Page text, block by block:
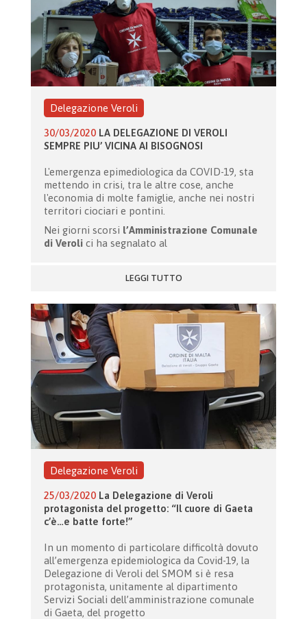
Delegazione Veroli
30/03/2020 LA DELEGAZIONE DI VEROLI
SEMPRE PIU’ VICINA AI BISOGNOSI
L'emergenza epimediologica da COVID-19, sta
mettendo in crisi, tra le altre cose, anche
l'economia di molte famiglie, anche nei nostri
territori ciociari e pontini.
Nei giorni scorsi l’Amministrazione Comunale
di Verolici ha segnalato al
LEGGI TUTTO
Delegazione Veroli
25/03/2020 La Delegazione di Veroli
protagonista del progetto: “Il cuore di Gaeta
c’è…e batte forte!”
In un momento di particolare difficoltà dovuto
all’emergenza epidemiologica da Covid-19, la
Delegazione di Veroli del SMOM si è resa
protagonista, unitamente al dipartimento
Servizi Sociali dell’amministrazione comunale
di Gaeta, del progetto